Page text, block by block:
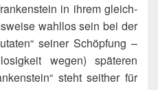
in ihrem gleich­
wahl­los sein bei der
sei­ner Schöp­fung –
wegen) spä­te­ren
steht seit­her für